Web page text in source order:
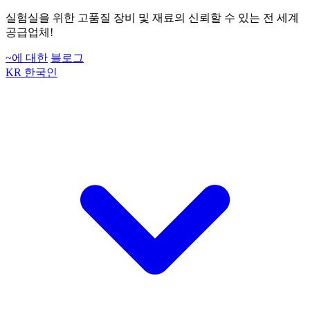
실험실을 위한 고품질 장비 및 재료의 신뢰할 수 있는 전 세계
공급업체!
~에 대한 블로그
KR 한국인